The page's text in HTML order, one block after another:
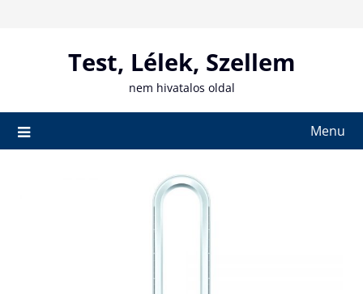
Test, Lélek, Szellem
nem hivatalos oldal
Menu